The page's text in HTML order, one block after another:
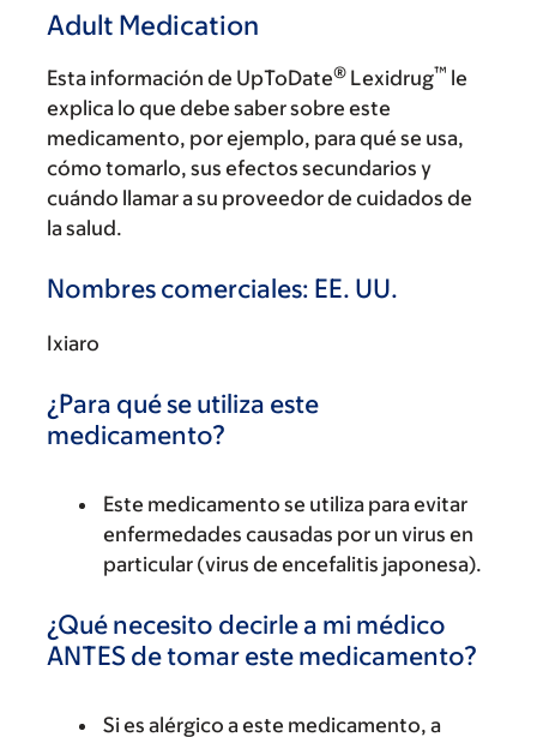
Adult Medication
Esta información de UpToDate® Lexidrug™ le
explica lo que debe saber sobre este
medicamento, por ejemplo, para qué se usa,
cómo tomarlo, sus efectos secundarios y
cuándo llamar a su proveedor de cuidados de
la salud.
Nombres comerciales: EE. UU.
Ixiaro
¿Para qué se utiliza este
medicamento?
Este medicamento se utiliza para evitar
enfermedades causadas por un virus en
particular (virus de encefalitis japonesa).
¿Qué necesito decirle a mi médico
ANTES de tomar este medicamento?
Si es alérgico a este medicamento, a